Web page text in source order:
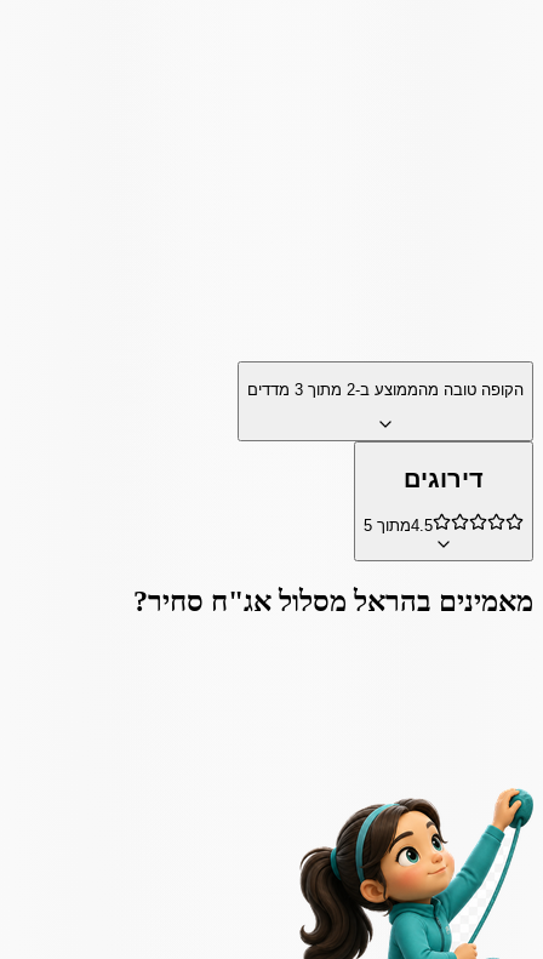
הקופה טובה מהממוצע ב-2 מתוך 3 מדדים
דירוגים
4.5מתוך 5
מאמינים בהראל מסלול אג"ח סחיר?